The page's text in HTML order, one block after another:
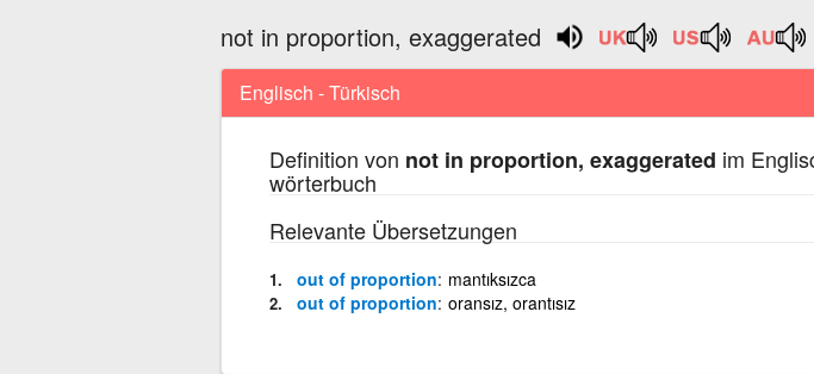
not in proportion, exaggerated
Englisch - Türkisch
Definition von not in proportion, exaggerated im
wörterbuch
Relevante Übersetzungen
out of proportion mantıksızca
out of proportion oransız, orantısız